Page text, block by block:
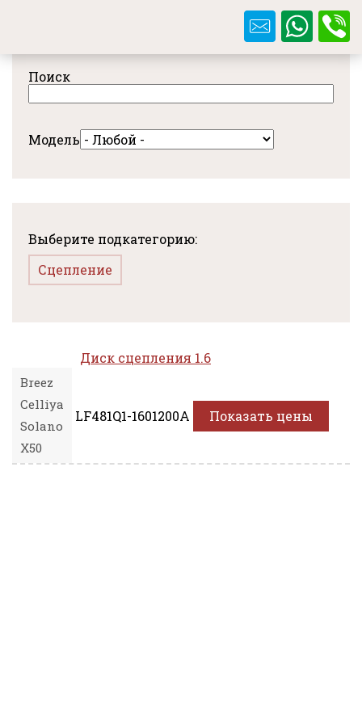
содержанию
Поиск
Модель
Выберите подкатегорию:
Сцепление
Диск сцепления 1.6
Breez
Celliya
Solano
X50
LF481Q1-1601200A Показать цены